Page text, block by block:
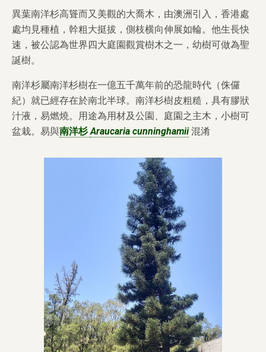
異葉南洋杉高聳而又美觀的大喬木，由澳洲引入，香港處
處均見種植，幹粗大挺拔，側枝横向伸展如輪。他生長快
速，被公認為世界四大庭園觀賞樹木之一，幼樹可做為聖
誕樹。
南洋杉屬南洋杉樹在一億五千萬年前的恐龍時代（侏儸
紀）就已經存在於南北半球。南洋杉樹皮粗糙，具有膠狀
汁液，易燃燒。用途為用材及公園、庭園之主木，小樹可
盆栽。易與南洋杉Araucaria cunninghamii 混淆